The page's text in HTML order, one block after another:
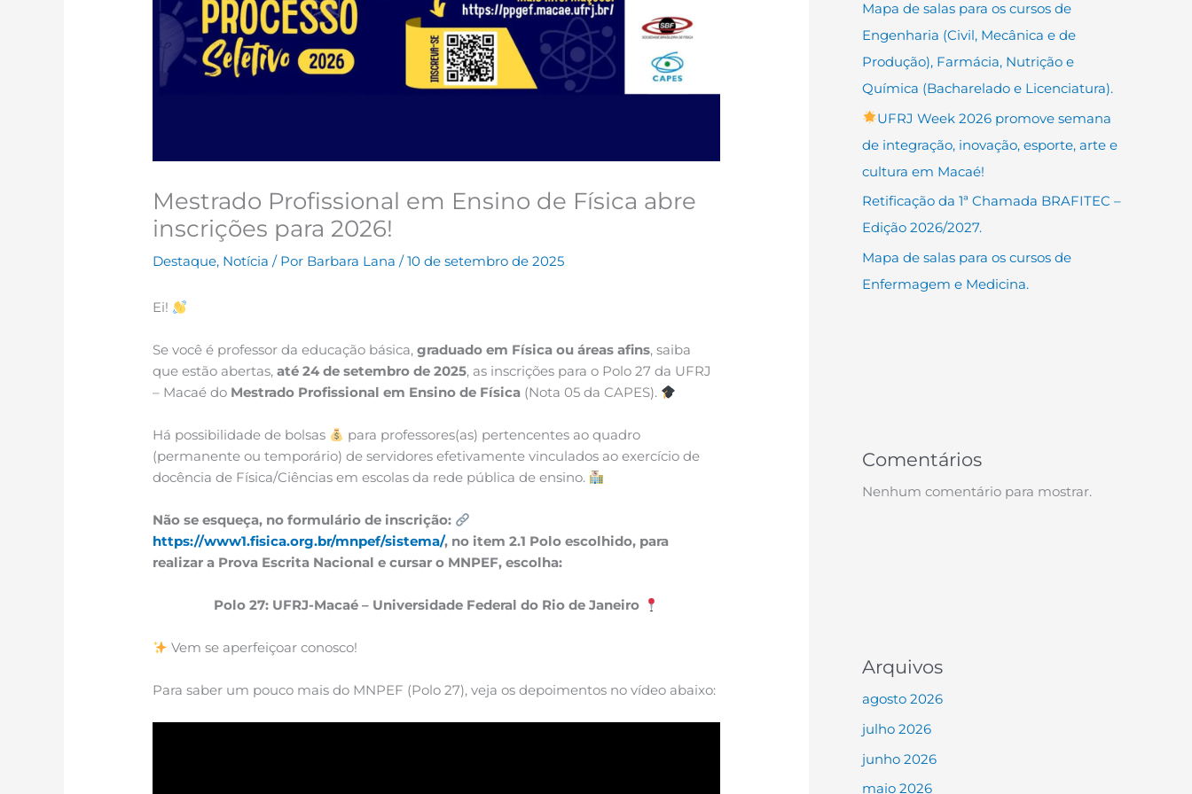
Mestrado Profissional em Ensino de Física abre
inscrições para 2026!
Destaque, Notícia / Por Barbara Lana/10 de setembro de 2025
Ei!
Se você é professor da educação básica,graduado em Física ou áreas afins, saiba
que estão abertas,até 24 de setembro de 2025, as inscrições para o Polo 27 da UFRJ
– Macaé do Mestrado Profissional em Ensino de Física (Nota 05 da CAPES).
Há possibilidade de bolsas
para professores(as) pertencentes ao quadro
(permanente ou temporário) de servidores efetivamente vinculados ao exercício de
docência de Física/Ciências em escolas da rede pública de ensino.
Não se esqueça, no formulário de inscrição:
https://www1.fisica.org.br/mnpef/sistema/, no item 2.1 Polo escolhido, para
realizar a Prova Escrita Nacional e cursar o MNPEF, escolha:
Polo 27: UFRJ-Macaé – Universidade Federal do Rio de Janeiro
Vem se aperfeiçoar conosco!
Para saber um pouco mais do MNPEF (Polo 27), veja os depoimentos no vídeo abaixo:
Mapa de salas para os cursos de
Engenharia (Civil, Mecânica e de
Produção), Farmácia, Nutrição e
Química (Bacharelado e Licenciatura).
UFRJ Week 2026 promove semana
de integração, inovação, esporte, arte e
cultura em Macaé!
Retificação da 1ª Chamada BRAFITEC –
Edição 2026/2027.
Mapa de salas para os cursos de
Enfermagem e Medicina.
Comentários
Nenhum comentário para mostrar.
Arquivos
agosto 2026
julho 2026
junho 2026
maio 2026